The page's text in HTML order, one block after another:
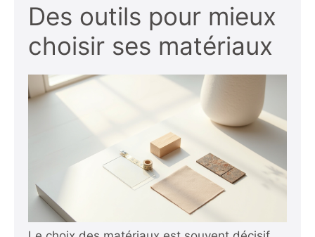
Des outils pour mieux
choisir ses matériaux